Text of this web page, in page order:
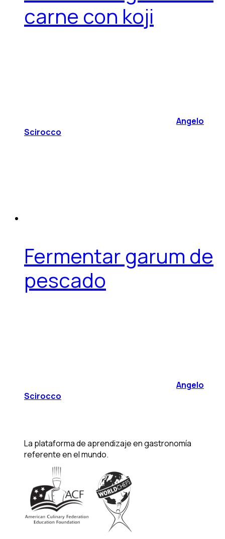
carne con koji
Angelo
Scirocco
Fermentar garum de
pescado
Angelo
Scirocco
La plataforma de aprendizaje en gastronomía
referente en el mundo.